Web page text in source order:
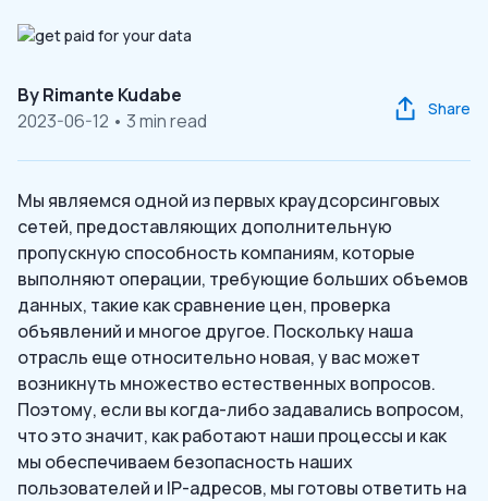
ByRimante Kudabe
2023-06-12 • 3 min read
Share
Мы являемся одной из первых краудсорсинговых
сетей, предоставляющих дополнительную
пропускную способность компаниям, которые
выполняют операции, требующие больших объемов
данных, такие как сравнение цен, проверка
объявлений и многое другое. Поскольку наша
отрасль еще относительно новая, у вас может
возникнуть множество естественных вопросов.
Поэтому, если вы когда-либо задавались вопросом,
что это значит, как работают наши процессы и как
мы обеспечиваем безопасность наших
пользователей и IP-адресов, мы готовы ответить на